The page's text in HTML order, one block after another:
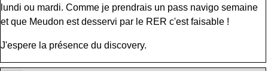
lundi ou mardi. Comme je prendrais un pass navigo semaine
et que Meudon est desservi par le RER c'est faisable !
J'espere la présence du discovery.